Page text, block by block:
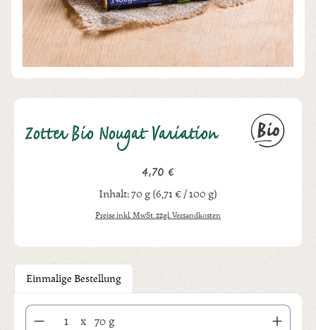
Zotter Bio Nougat Variation
Regulärer Preis:
4,70 €
Inhalt:70 g(6,71 € / 100 g)
Preise inkl. MwSt. zzgl. Versandkosten
Einmalige Bestellung
Produkt Anzahl: Gib den gewünschten Wert ein oder benutze die
x 70 g